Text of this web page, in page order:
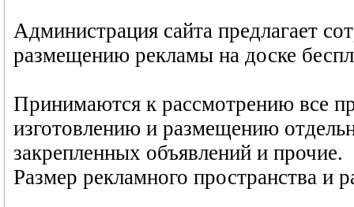
Администрация сайта предлагает
размещению рекламы на доске
Принимаются к рассмотрению все
изготовлению и размещению
закрепленных объявлений и прочие.
Размер рекламного пространства и